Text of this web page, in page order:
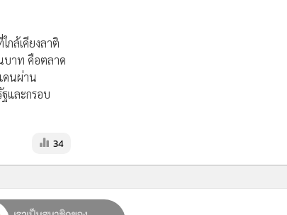
ล้เคียงลาติ
บาท คือตลาด
ดนผ่าน
และกรอบ
34